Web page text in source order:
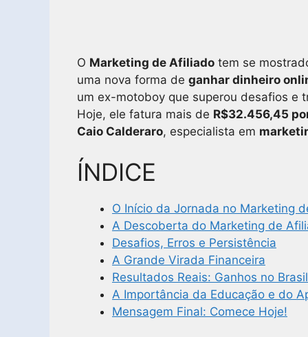
O Marketing de Afiliado tem se
uma nova forma de ganhar dinheiro
um ex-motoboy que superou desafios e
Hoje, ele fatura mais de R$32.456,45
Caio Calderaro, especialista em
ÍNDICE
O Início da Jornada no Marketing
A Descoberta do Marketing de
Desafios, Erros e Persistência
A Grande Virada Financeira
Resultados Reais: Ganhos no
A Importância da Educação e do
Mensagem Final: Comece Hoje!